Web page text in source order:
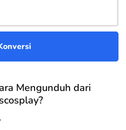
Mengunduh dari